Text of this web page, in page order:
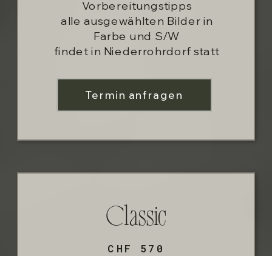
CHF 570
Classic
Termin anfragen
Vorbereitungstipps
alle ausgewählten Bilder in
Farbe und S/W
findet in Niederrohrdorf statt